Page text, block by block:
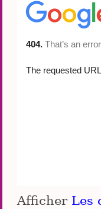
Afficher Les